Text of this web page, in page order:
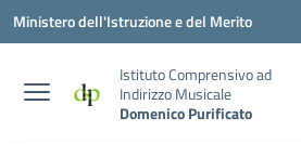
Vai ai contenuti
Vai al menu di navigazione
Vai al footer
Ministero dell'Istruzione e del Merito
Istituto Comprensivo ad
Indirizzo Musicale
Domenico Purificato